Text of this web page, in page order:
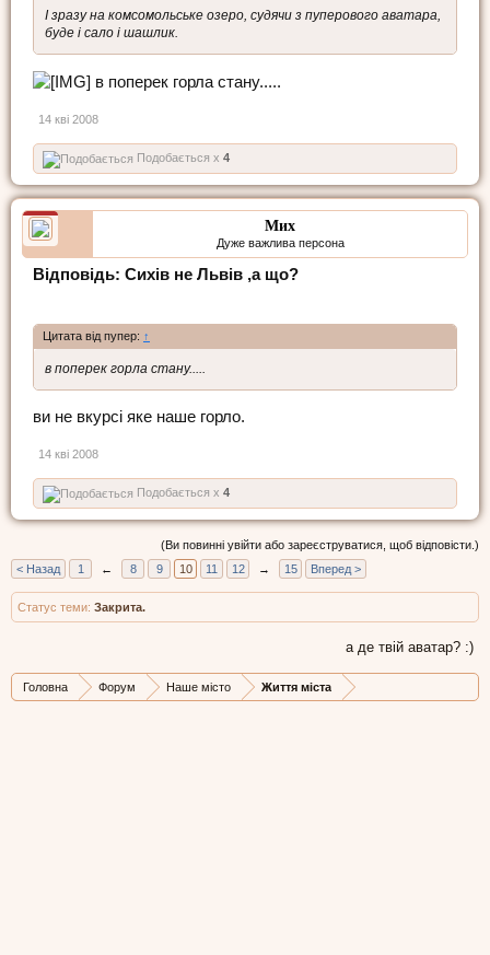
І зразу на комсомольське озеро, судячи з пуперового аватара,
буде і сало і шашлик.
в поперек горла стану.....
14 кві 2008
Подобається x 4
Мих
Дуже важлива персона
Відповідь: Сихів не Львів ,а що?
Цитата від пупер: ↑
в поперек горла стану.....
ви не вкурсі яке наше горло.
14 кві 2008
Подобається x 4
(Ви повинні увійти або зареєструватися, щоб відповісти.)
< Назад
1 ← 8 9 10 11 12 → 15 Вперед >
Статус теми: Закрита.
а де твій аватар? :)
Головна Форум Наше місто Життя міста